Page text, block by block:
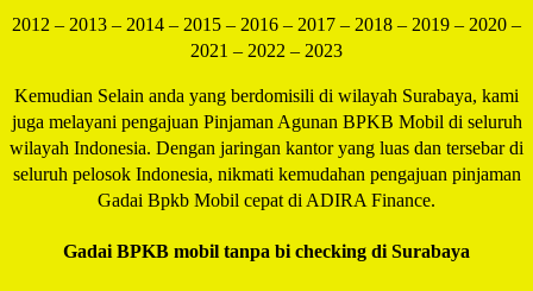
2012 – 2013 – 2014 – 2015 – 2016 – 2017 – 2018 – 2019 – 2020 –
2021 – 2022 – 2023
Kemudian Selain anda yang berdomisili di wilayah Surabaya, kami
juga melayani pengajuan Pinjaman Agunan BPKB Mobil di seluruh
wilayah Indonesia. Dengan jaringan kantor yang luas dan tersebar di
seluruh pelosok Indonesia, nikmati kemudahan pengajuan pinjaman
Gadai Bpkb Mobil cepat di ADIRA Finance.
Gadai BPKB mobil tanpa bi checking di Surabaya